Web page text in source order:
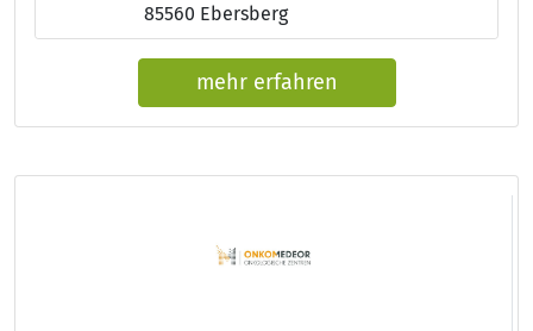
85560 Ebersberg
mehr erfahren